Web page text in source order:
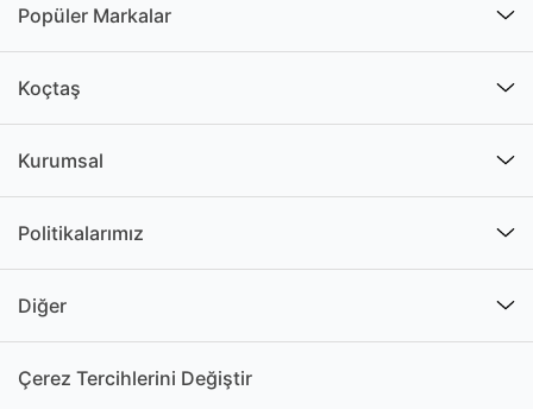
Popüler Markalar
Koçtaş
Kurumsal
Politikalarımız
Diğer
Çerez Tercihlerini Değiştir